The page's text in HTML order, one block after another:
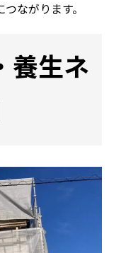
ながります。
養生ネ